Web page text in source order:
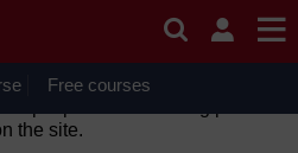
Free courses
TESS-India: के हिंदी संसाधन (All
you create an account, you can
the site.